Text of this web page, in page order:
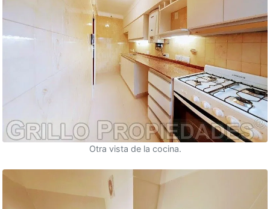
Otra vista de la cocina.